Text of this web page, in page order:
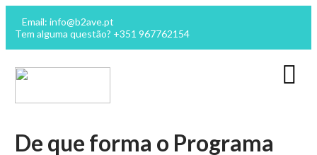
Email: info@b2ave.pt
Tem alguma questão? +351 967762154
De que forma o Programa